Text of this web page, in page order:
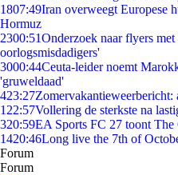
1807:49Iran overweegt Europese
Hormuz
2300:51Onderzoek naar flyers
oorlogsmisdadigers'
3000:44Ceuta-leider noemt
'gruweldaad'
423:27Zomervakantieweerbericht:
1 22:57Vollering de sterkste na
320:59EA Sports FC 27 toont The
1420:46Long live the 7th of
Forum
Forum